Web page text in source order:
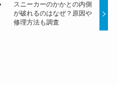
スニーカーのかかとの内側
が破れるのはなぜ？原因や
修理方法も調査